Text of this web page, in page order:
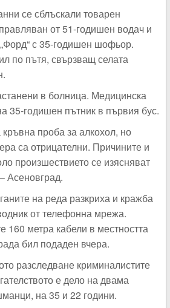
се сблъскали товарен
от 51-годишен водач и
с 35-годишен шофьор.
по пътя, свързващ селата
в болница. Медицинска
35-годишен пътник в първия бус.
проба за алкохол, но
са отрицателни. Причините и
произшествието се изясняват
Асеновград.
на реда разкриха и кражба
от телефонна мрежа.
160 метра кабели в местността
бил подаден вчера.
разследване криминалистите
е дело на двама
на 35 и 22 години.